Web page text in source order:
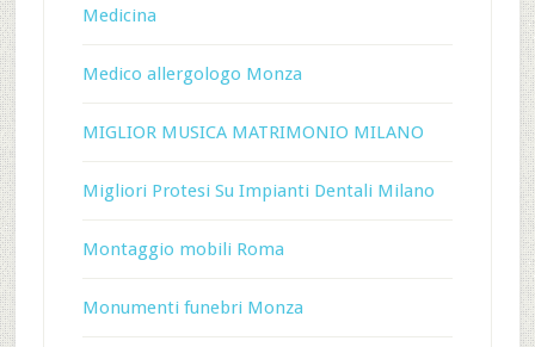
Medicina
Medico allergologo Monza
MIGLIOR MUSICA MATRIMONIO MILANO
Migliori Protesi Su Impianti Dentali Milano
Montaggio mobili Roma
Monumenti funebri Monza